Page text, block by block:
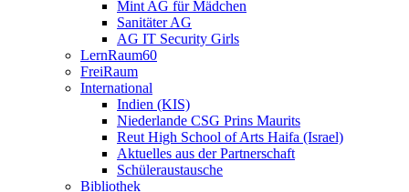
Mint AG für Mädchen
Sanitäter AG
AG IT Security Girls
LernRaum60
FreiRaum
International
Indien (KIS)
Niederlande CSG Prins Maurits
Reut High School of Arts Haifa (Israel)
Aktuelles aus der Partnerschaft
Schüleraustausche
Bibliothek